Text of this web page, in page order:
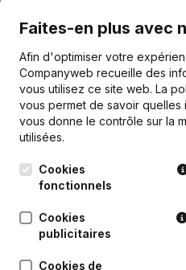
Date
30-07-2025
27-07-2018
Faites-en plus avec
Afin d'optimiser votre
Companyweb recueille des
vous utilisez ce site web. La
vous permet de savoir quelles
vous donne le contrôle sur la
utilisées.
Cookies
fonctionnels
Cookies
publicitaires
Cookies de